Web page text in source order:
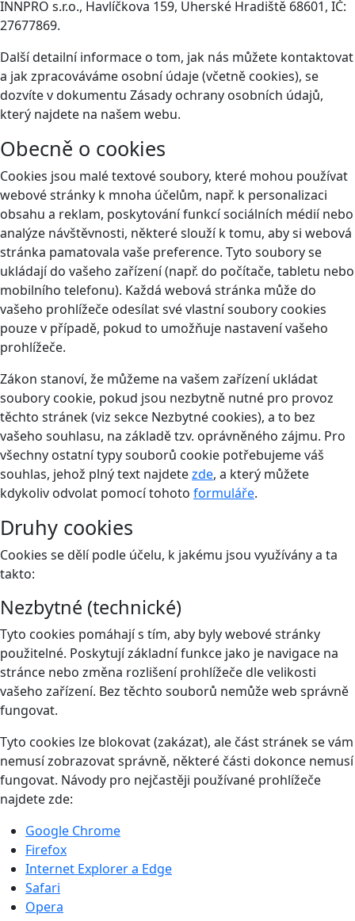
INNPRO s.r.o., Havlíčkova 159, Uherské Hradiště 68601, IČ:
27677869.
Další detailní informace o tom, jak nás můžete kontaktovat
a jak zpracováváme osobní údaje (včetně cookies), se
dozvíte v dokumentu Zásady ochrany osobních údajů,
který najdete na našem webu.
Obecně o cookies
Cookies jsou malé textové soubory, které mohou používat
webové stránky k mnoha účelům, např. k personalizaci
obsahu a reklam, poskytování funkcí sociálních médií nebo
analýze návštěvnosti, některé slouží k tomu, aby si webová
stránka pamatovala vaše preference. Tyto soubory se
ukládají do vašeho zařízení (např. do počítače, tabletu nebo
mobilního telefonu). Každá webová stránka může do
vašeho prohlížeče odesílat své vlastní soubory cookies
pouze v případě, pokud to umožňuje nastavení vašeho
prohlížeče.
Zákon stanoví, že můžeme na vašem zařízení ukládat
soubory cookie, pokud jsou nezbytně nutné pro provoz
těchto stránek (viz sekce Nezbytné cookies), a to bez
vašeho souhlasu, na základě tzv. oprávněného zájmu. Pro
všechny ostatní typy souborů cookie potřebujeme váš
souhlas, jehož plný text najdetezde, a který můžete
kdykoliv odvolat pomocí tohoto formuláře.
Druhy cookies
Cookies se dělí podle účelu, k jakému jsou využívány a ta
takto:
Nezbytné (technické)
Tyto cookies pomáhají s tím, aby byly webové stránky
použitelné. Poskytují základní funkce jako je navigace na
stránce nebo změna rozlišení prohlížeče dle velikosti
vašeho zařízení. Bez těchto souborů nemůže web správně
fungovat.
Tyto cookies lze blokovat (zakázat), ale část stránek se vám
nemusí zobrazovat správně, některé části dokonce nemusí
fungovat. Návody pro nejčastěji používané prohlížeče
najdete zde:
Google Chrome
Firefox
Internet Explorer a Edge
Safari
Opera